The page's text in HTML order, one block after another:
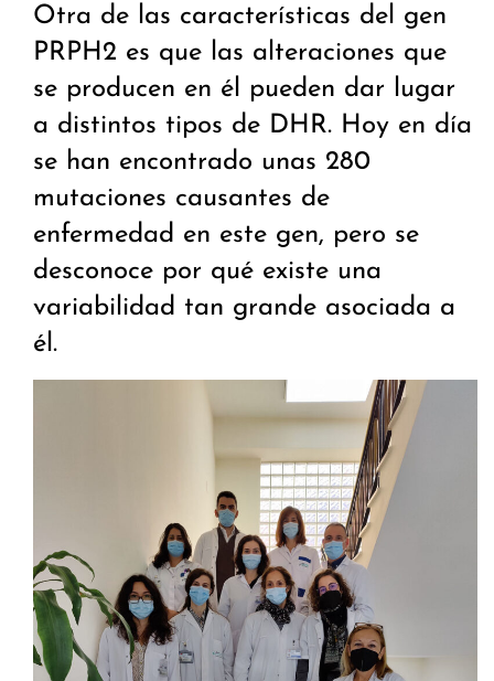
Otra de las características del gen
PRPH2 es que las alteraciones que
se producen en él pueden dar lugar
a distintos tipos de DHR. Hoy en día
se han encontrado unas 280
mutaciones causantes de
enfermedad en este gen, pero se
desconoce por qué existe una
variabilidad tan grande asociada a
él.